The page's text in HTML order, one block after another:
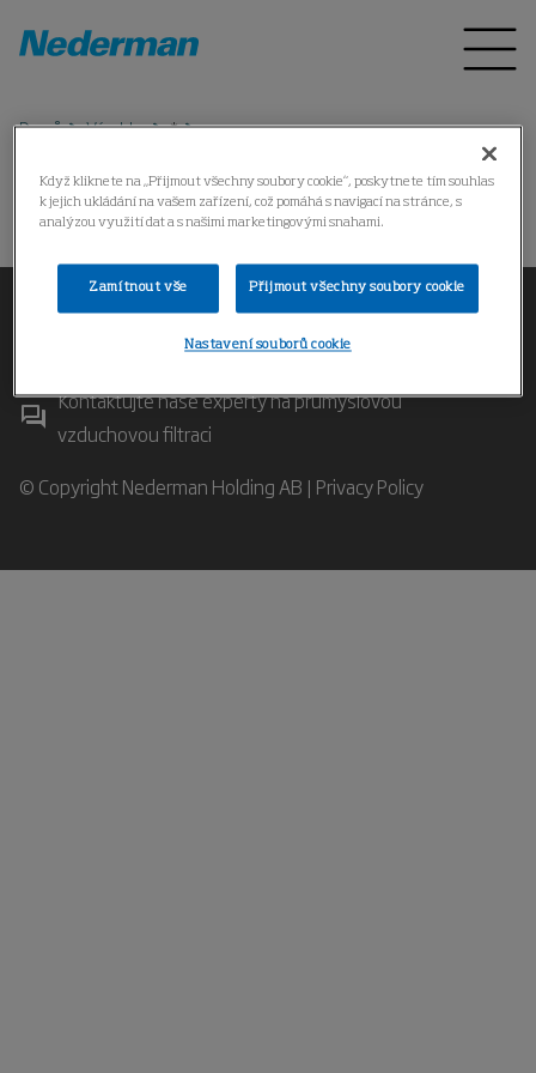
Domů Výrobky *
Produkt nebyl nalezen.
Kontaktujte naše experty na průmyslovou
vzduchovou filtraci
© Copyright Nederman Holding AB | Privacy Policy
Když kliknete na „Přijmout všechny soubory cookie“, poskytnete tím souhlas
k jejich ukládání na vašem zařízení, což pomáhá s navigací na stránce, s
analýzou využití dat a s našimi marketingovými snahami.
Zamítnout vše Přijmout všechny soubory cookie
Nastavení souborů cookie